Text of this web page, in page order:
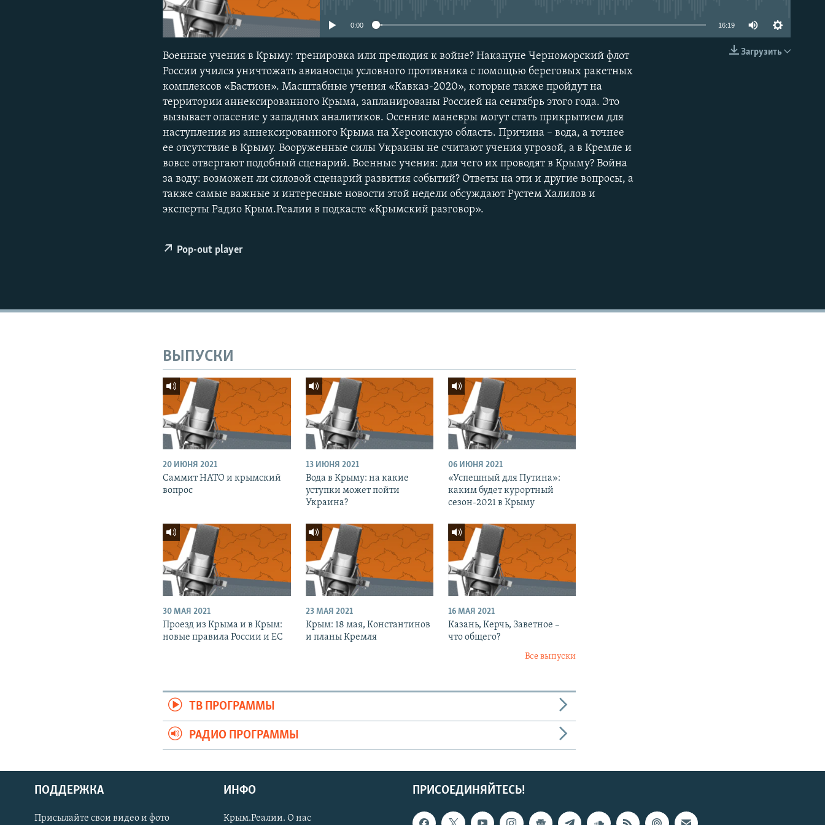
Українською
EMBED
0:00 16:19
Загрузить
Военные учения в Крыму: тренировка или прелюдия к войне? Накануне Черноморский флот
России учился уничтожать авианосцы условного противника с помощью береговых ракетных
комплексов «Бастион». Масштабные учения «Кавказ-2020», которые также пройдут на
территории аннексированного Крыма, запланированы Россией на сентябрь этого года. Это
вызывает опасение у западных аналитиков. Осенние маневры могут стать прикрытием для
наступления из аннексированного Крыма на Херсонскую область. Причина – вода, а точнее
ее отсутствие в Крыму. Вооруженные силы Украины не считают учения угрозой, а в Кремле и
вовсе отвергают подобный сценарий. Военные учения: для чего их проводят в Крыму? Война
за воду: возможен ли силовой сценарий развития событий? Ответы на эти и другие вопросы, а
также самые важные и интересные новости этой недели обсуждают Рустем Халилов и
эксперты Радио Крым.Реалии в подкасте «Крымский разговор».
Pop-out player
ВЫПУСКИ
20 ИЮНЯ 2021
Саммит НАТО и крымский
вопрос
13 ИЮНЯ 2021
Вода в Крыму: на какие
уступки может пойти
Украина?
06 ИЮНЯ 2021
«Успешный для Путина»:
каким будет курортный
сезон-2021 в Крыму
30 МАЯ 2021
Проезд из Крыма и в Крым:
новые правила России и ЕС
23 МАЯ 2021
Крым: 18 мая, Константинов
и планы Кремля
16 МАЯ 2021
Казань, Керчь, Заветное –
что общего?
Все выпуски
ТВ ПРОГРАММЫ
РАДИО ПРОГРАММЫ
ПРИСОЕДИНЯЙТЕСЬ!
ПОДДЕРЖКА
Присылайте свои видео и фото
ИНФО
Крым.Реалии. О нас